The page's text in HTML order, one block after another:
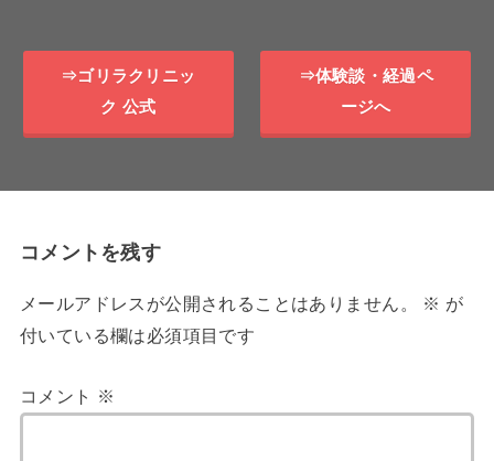
⇒ゴリラクリニッ
ク 公式
⇒体験談・経過ペ
ージへ
コメントを残す
メールアドレスが公開されることはありません。 ※ が
付いている欄は必須項目です
コメント ※